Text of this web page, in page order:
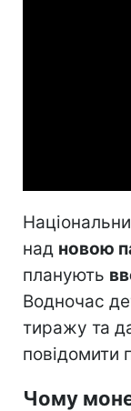
над новою
планують
Водночас
тиражу та
повідомити
Чому